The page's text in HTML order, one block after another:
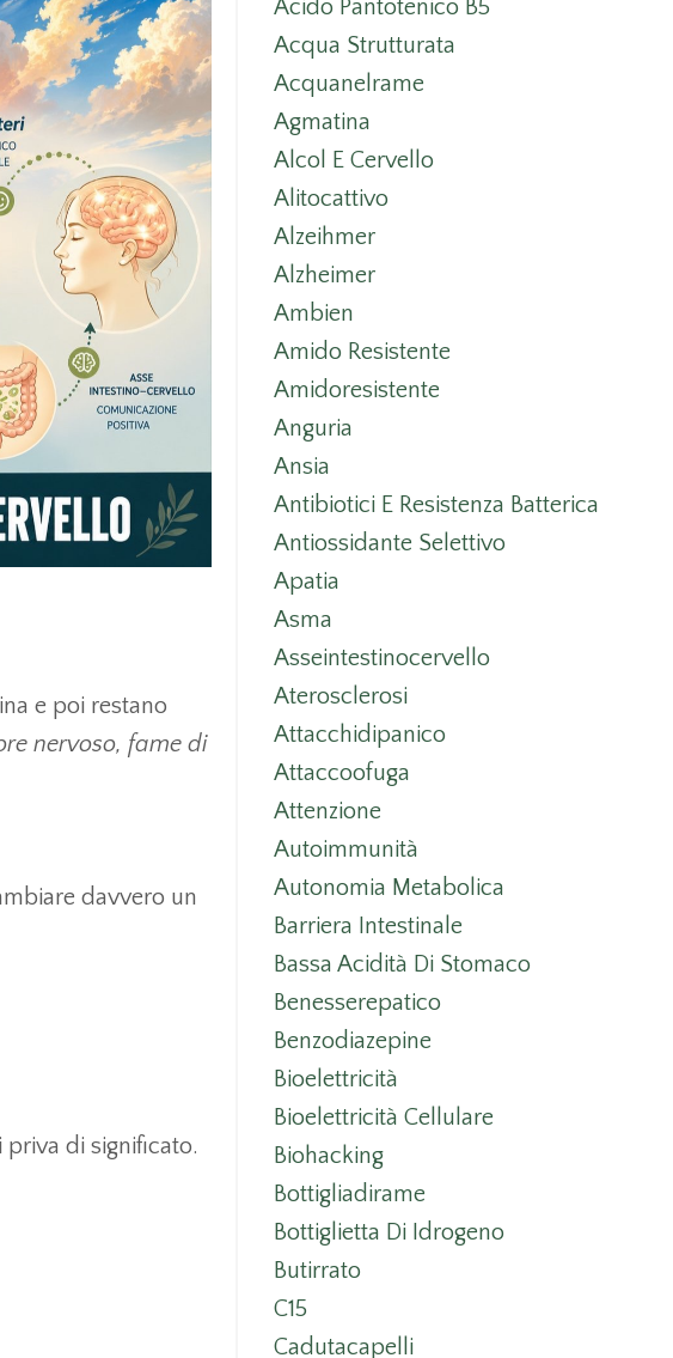
e poi restano
nervoso, fame di
davvero un
priva di significato.
Acido Pantotenico B5
Acqua Strutturata
Acquanelrame
Agmatina
Alcol E Cervello
Alitocattivo
Alzeihmer
Alzheimer
Ambien
Amido Resistente
Amidoresistente
Anguria
Ansia
Antibiotici E Resistenza Batterica
Antiossidante Selettivo
Apatia
Asma
Asseintestinocervello
Aterosclerosi
Attacchidipanico
Attaccoofuga
Attenzione
Autoimmunità
Autonomia Metabolica
Barriera Intestinale
Bassa Acidità Di Stomaco
Benesserepatico
Benzodiazepine
Bioelettricità
Bioelettricità Cellulare
Biohacking
Bottigliadirame
Bottiglietta Di Idrogeno
Butirrato
C15
Cadutacapelli